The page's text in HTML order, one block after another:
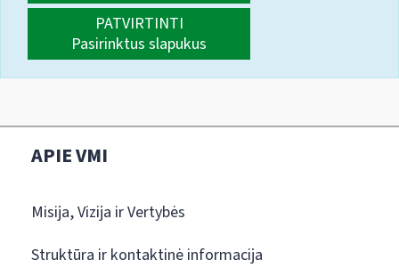
PATVIRTINTI
Pasirinktus slapukus
APIE VMI
Misija, Vizija ir Vertybės
Struktūra ir kontaktinė informacija